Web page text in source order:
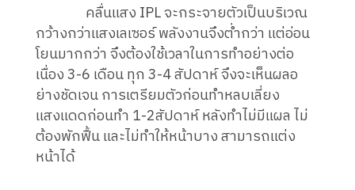
คลื่นแสง IPL จะกระจายตัวเป็นบริเวณ
กว้างกว่าแสงเลเซอร์ พลังงานจึงต่ำกว่า แต่อ่อน
โยนมากกว่า จึงต้องใช้เวลาในการทำอย่างต่อ
เนื่อง 3-6 เดือน ทุก 3-4 สัปดาห์ จึงจะเห็นผลอ
ย่างชัดเจน การเตรียมตัวก่อนทำหลบเลี่ยง
แสงแดดก่อนทำ 1-2สัปดาห์ หลังทำไม่มีแผล ไม่
ต้องพักฟื้น และไม่ทำให้หน้าบาง สามารถแต่ง
หน้าได้